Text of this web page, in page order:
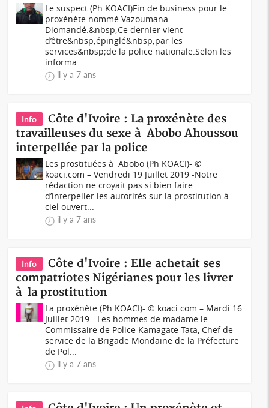
Le suspect (Ph KOACI)Fin de business pour le
proxénète nommé Vazoumana
Diomandé.&nbsp;Ce dernier vient
d’être&nbsp;épinglé&nbsp;par les
services&nbsp;de la police nationale.Selon les
informa...
il y a 7 ans
Info
Côte d'Ivoire : La proxénète des
travailleuses du sexe à Abobo Ahoussou
interpellée par la police
Les prostituées à Abobo (Ph KOACI)- ©
koaci.com – Vendredi 19 Juillet 2019 -Notre
rédaction ne croyait pas si bien faire
d’interpeller les autorités sur la prostitution à
ciel ouvert...
il y a 7 ans
Info
Côte d'Ivoire : Elle achetait ses
compatriotes Nigérianes pour les livrer
à la prostitution
La proxénète (Ph KOACI)- © koaci.com – Mardi 16
Juillet 2019 - Les hommes de madame le
Commissaire de Police Kamagate Tata, Chef de
service de la Brigade Mondaine de la Préfecture
de Pol...
il y a 7 ans